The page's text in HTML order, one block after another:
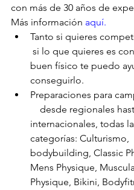
con más de 30 años de
Más información aquí.
Tanto si quieres
si lo que quieres es
buen físico te puedo
conseguirlo.
Preparaciones para
desde regionales
internacionales, todas
categorías: Culturismo,
bodybuilding, Classic
Mens Physique,
Physique, Bikini,